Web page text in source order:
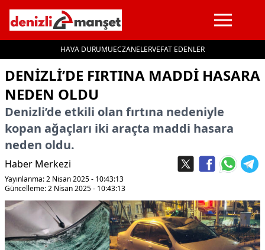
HAVA DURUMUECZANELERVEFAT EDENLER
İçeriğe geç
DENIZLI’DE FIRTINA MADDI HASARA
NEDEN OLDU
Denizli’de etkili olan fırtına nedeniyle
kopan ağaçları iki araçta maddi hasara
neden oldu.
Haber Merkezi
Yayınlanma: 2 Nisan 2025 - 10:43:13
Güncelleme: 2 Nisan 2025 - 10:43:13